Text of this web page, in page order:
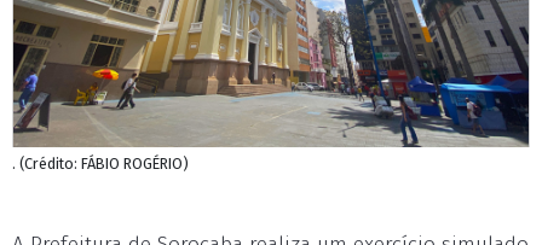
. (Crédito: FÁBIO ROGÉRIO)